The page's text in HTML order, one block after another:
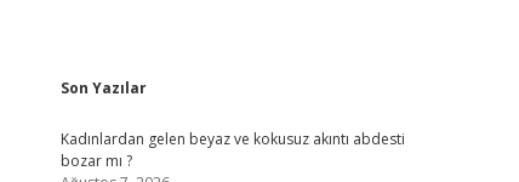
Sidebar
Son Yazılar
Kadınlardan gelen beyaz ve kokusuz akıntı abdesti
bozar mı ?